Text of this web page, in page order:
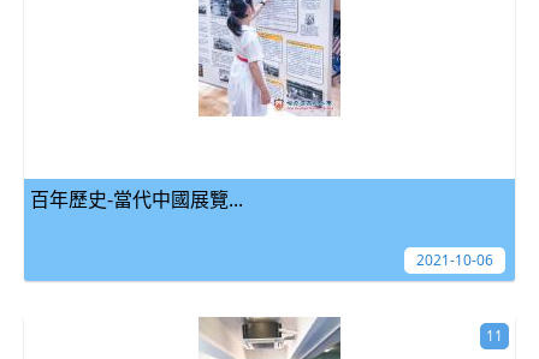
百年歷史-當代中國展覽...
2021-10-06
11